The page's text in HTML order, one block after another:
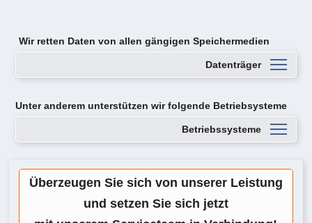
Wir retten Daten vonallen gängigen Speichermedien
Datenträger
Unter anderem unterstützen wir folgende Betriebsysteme
Betriebssysteme
Überzeugen Sie sich von unserer Leistung
und setzen Sie sich jetzt